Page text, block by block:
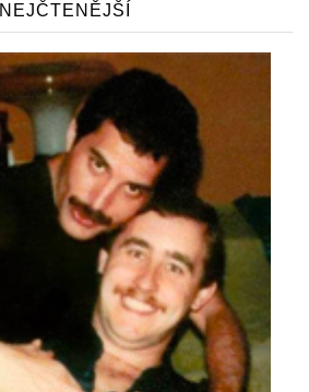
NEJČTENĚJŠÍ